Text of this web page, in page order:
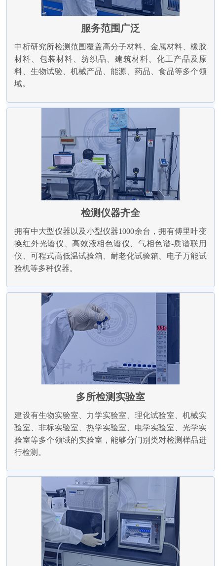
服务范围广泛
中析研究所检测范围覆盖高分子材料、金属材料、橡胶
材料、包装材料、纺织品、建筑材料、化工产品及原
料、生物试验、机械产品、能源、药品、食品等多个领
域。
检测仪器齐全
拥有中大型仪器以及小型仪器1000余台，拥有傅里叶变
换红外光谱仪、高效液相色谱仪、气相色谱-质谱联用
仪、可程式高低温试验箱、耐老化试验箱、电子万能试
验机等多种仪器。
多所检测实验室
建设有生物实验室、力学实验室、理化试验室、机械实
验室、非标实验室、热学实验室、电学实验室、光学实
验室等多个领域的实验室，能够分门别类对检测样品进
行检测。